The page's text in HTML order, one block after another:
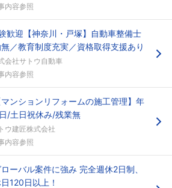
内容参照
歓迎【神奈川・戸塚】自動車整備士
無／教育制度充実／資格取得支援あり
会社サトウ自動車
内容参照
ンションリフォームの施工管理】年
/土日祝休み/残業無
ウ建匠株式会社
内容参照
ーバル案件に強み 完全週休2日制、
120日以上！